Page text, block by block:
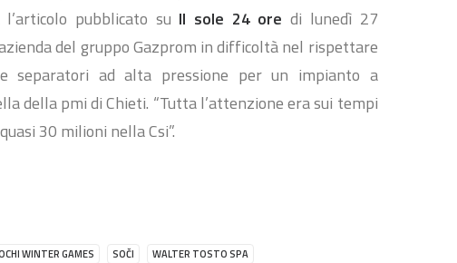
pubblicato su Il sole 24 ore di lunedì 27
del gruppo Gazprom in difficoltà nel rispettare
separatori ad alta pressione per un impianto a
della pmi di Chieti. “Tutta l’attenzione era sui tempi
30 milioni nella Csi”.
WINTER GAMES SOČI WALTER TOSTO SPA